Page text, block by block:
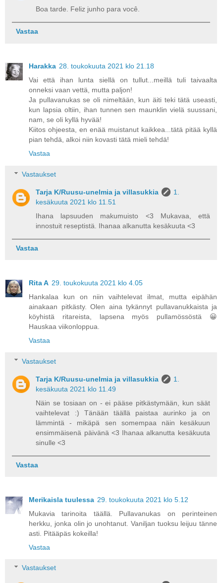
Boa tarde. Feliz junho para você.
Vastaa
Harakka 28. toukokuuta 2021 klo 21.18
Vai että ihan lunta siellä on tullut...meillä tuli taivaalta
onneksi vaan vettä, mutta paljon!
Ja pullavanukas se oli nimeltään, kun äiti teki tätä useasti,
kun lapsia oltiin, ihan tunnen sen maunklin vielä suussani,
nam, se oli kyllä hyvää!
Kiitos ohjeesta, en enää muistanut kaikkea...tätä pitää kyllä
pian tehdä, alkoi niin kovasti tätä mieli tehdä!
Vastaa
Vastaukset
Tarja K/Ruusu-unelmia ja villasukkia
1.
kesäkuuta 2021 klo 11.51
Ihana lapsuuden makumuisto <3 Mukavaa, että
innostuit reseptistä. Ihanaa alkanutta kesäkuuta <3
Vastaa
Rita A 29. toukokuuta 2021 klo 4.05
Hankalaa kun on niin vaihtelevat ilmat, mutta eipähän
ainakaan pitkästy. Olen aina tykännyt pullavanukkaista ja
köyhistä ritareista, lapsena myös pullamössöstä 😀
Hauskaa viikonloppua.
Vastaa
Vastaukset
Tarja K/Ruusu-unelmia ja villasukkia
1.
kesäkuuta 2021 klo 11.49
Näin se tosiaan on - ei pääse pitkästymään, kun säät
vaihtelevat :) Tänään täällä paistaa aurinko ja on
lämmintä - mikäpä sen somempaa näin kesäkuun
ensimmäisenä päivänä <3 Ihanaa alkanutta kesäkuuta
sinulle <3
Vastaa
Merikaisla tuulessa 29. toukokuuta 2021 klo 5.12
Mukavia tarinoita täällä. Pullavanukas on perinteinen
herkku, jonka olin jo unohtanut. Vaniljan tuoksu leijuu tänne
asti. Pitääpäs kokeilla!
Vastaa
Vastaukset